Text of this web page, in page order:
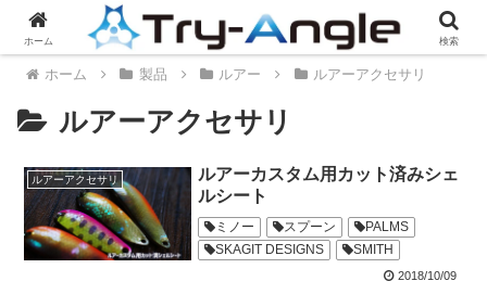
ホーム 製品 ルアー ルアーアクセサリ
ルアーアクセサリ
ルアーアクセサリ
ルアーカスタム用カット済みシェ
ルシート
2018/10/09
ミノー スプーン
PALMS
SKAGIT DESIGNS
SMITH
ホーム 検索